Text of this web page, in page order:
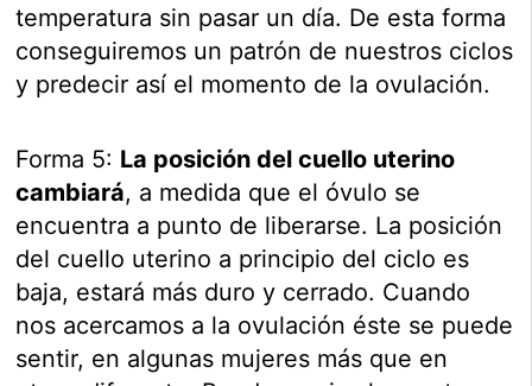
temperatura sin pasar un día. De esta forma
conseguiremos un patrón de nuestros ciclos
y predecir así el momento de la ovulación.
Forma 5: La posición del cuello uterino
cambiará, a medida que el óvulo se
encuentra a punto de liberarse. La posición
del cuello uterino a principio del ciclo es
baja, estará más duro y cerrado. Cuando
nos acercamos a la ovulación éste se puede
sentir, en algunas mujeres más que en